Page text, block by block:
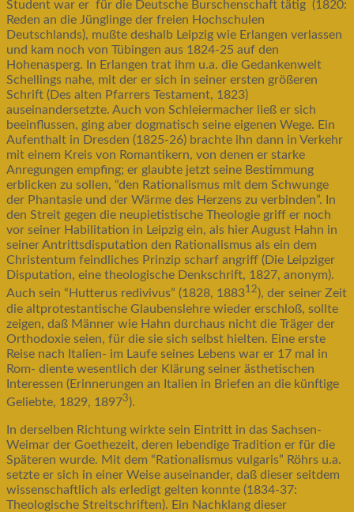
Student war er für die Deutsche Burschenschaft tätig (1820:
Reden an die Jünglinge der freien Hochschulen
Deutschlands), mußte deshalb Leipzig wie Erlangen verlassen
und kam noch von Tübingen aus 1824-25 auf den
Hohenasperg. In Erlangen trat ihm u.a. die Gedankenwelt
Schellings nahe, mit der er sich in seiner ersten größeren
Schrift (Des alten Pfarrers Testament, 1823)
auseinandersetzte. Auch von Schleiermacher ließ er sich
beeinflussen, ging aber dogmatisch seine eigenen Wege. Ein
Aufenthalt in Dresden (1825-26) brachte ihn dann in Verkehr
mit einem Kreis von Romantikern, von denen er starke
Anregungen empfing; er glaubte jetzt seine Bestimmung
erblicken zu sollen, “den Rationalismus mit dem Schwunge
der Phantasie und der Wärme des Herzens zu verbinden”. In
den Streit gegen die neupietistische Theologie griff er noch
vor seiner Habilitation in Leipzig ein, als hier August Hahn in
seiner Antrittsdisputation den Rationalismus als ein dem
Christentum feindliches Prinzip scharf angriff (Die Leipziger
Disputation, eine theologische Denkschrift, 1827, anonym).
Auch sein “Hutterus redivivus” (1828, 188312), der seiner Zeit
die altprotestantische Glaubenslehre wieder erschloß, sollte
zeigen, daß Männer wie Hahn durchaus nicht die Träger der
Orthodoxie seien, für die sie sich selbst hielten. Eine erste
Reise nach Italien- im Laufe seines Lebens war er 17 mal in
Rom- diente wesentlich der Klärung seiner ästhetischen
Interessen (Erinnerungen an Italien in Briefen an die künftige
Geliebte, 1829, 18973).
In derselben Richtung wirkte sein Eintritt in das Sachsen-
Weimar der Goethezeit, deren lebendige Tradition er für die
Späteren wurde. Mit dem “Rationalismus vulgaris” Röhrs u.a.
setzte er sich in einer Weise auseinander, daß dieser seitdem
wissenschaftlich als erledigt gelten konnte (1834-37:
Theologische Streitschriften). Ein Nachklang dieser